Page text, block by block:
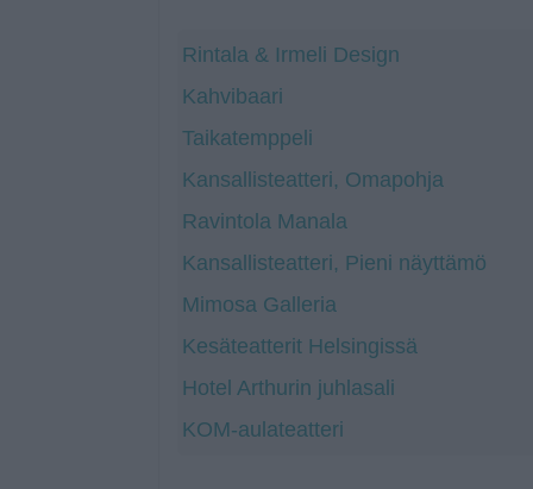
Rintala & Irmeli Design
Kahvibaari
Taikatemppeli
Kansallisteatteri, Omapohja
Ravintola Manala
Kansallisteatteri, Pieni näyttämö
Mimosa Galleria
Kesäteatterit Helsingissä
Hotel Arthurin juhlasali
KOM-aulateatteri